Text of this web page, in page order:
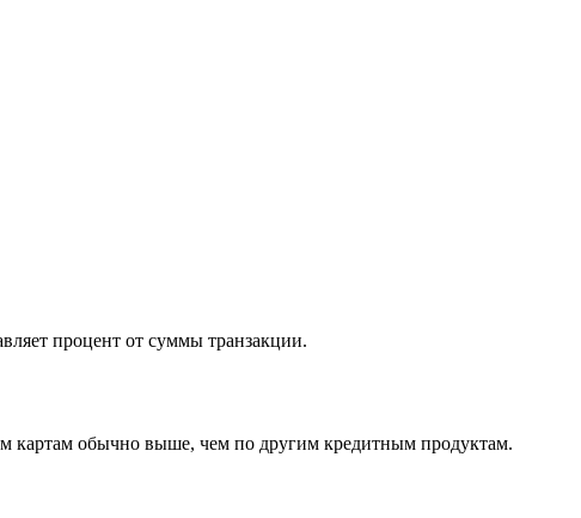
процент от суммы транзакции.
картам обычно выше, чем по другим кредитным продуктам.